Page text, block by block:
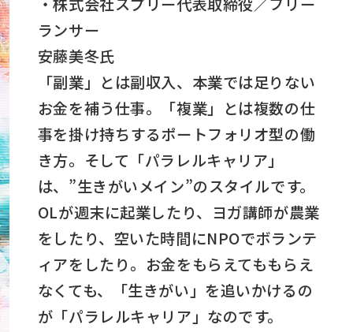
ランサー
安藤美冬氏
「副業」とは副収入、本業では足りない
お金を補う仕事。「複業」とは複数の仕
事を掛け持ちするポートフォリオ型の働
き方。そして「パラレルキャリア」
は、”生きがいメイン”のスタイルです。
OLが週末に起業したり、ヨガ講師が農業
をしたり、空いた時間にNPOでボランテ
ィアをしたり。お金をもらえてももらえ
なくても、「生きがい」を追いかけるの
が「パラレルキャリア」なのです。